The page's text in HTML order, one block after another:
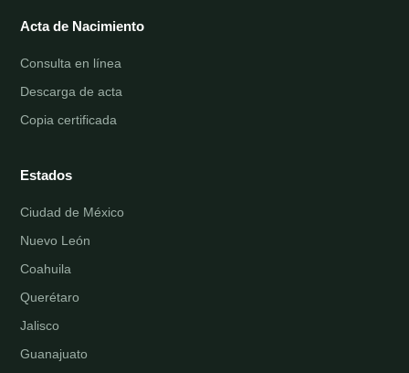
Acta de Nacimiento
Consulta en línea
Descarga de acta
Copia certificada
Estados
Ciudad de México
Nuevo León
Coahuila
Querétaro
Jalisco
Guanajuato